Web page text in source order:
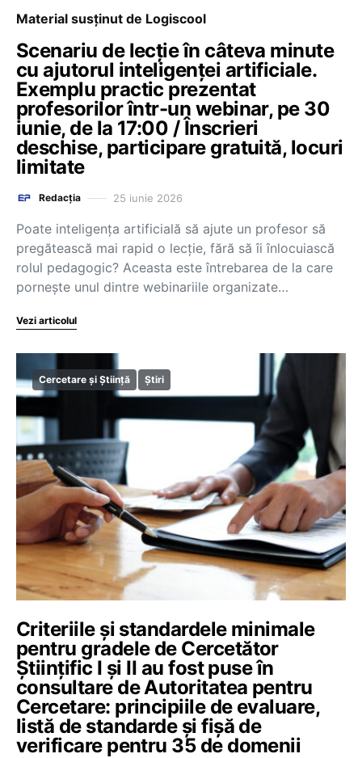
Material susținut de Logiscool
Scenariu de lecție în câteva minute
cu ajutorul inteligenței artificiale.
Exemplu practic prezentat
profesorilor într-un webinar, pe 30
iunie, de la 17:00 / Înscrieri
deschise, participare gratuită, locuri
limitate
Redacția 25 iunie 2026
Poate inteligența artificială să ajute un profesor să
pregătească mai rapid o lecție, fără să îi înlocuiască
rolul pedagogic? Aceasta este întrebarea de la care
pornește unul dintre webinariile organizate…
Vezi articolul
Cercetare și Știință Știri
Criteriile și standardele minimale
pentru gradele de Cercetător
Științific I și II au fost puse în
consultare de Autoritatea pentru
Cercetare: principiile de evaluare,
listă de standarde și fișă de
verificare pentru 35 de domenii